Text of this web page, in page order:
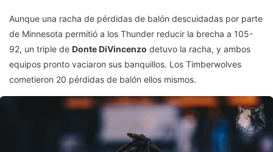
Aunque una racha de pérdidas de balón descuidadas por parte
de Minnesota permitió a los Thunder reducir la brecha a 105-
92, un triple de Donte DiVincenzo detuvo la racha, y ambos
equipos pronto vaciaron sus banquillos. Los Timberwolves
cometieron 20 pérdidas de balón ellos mismos.